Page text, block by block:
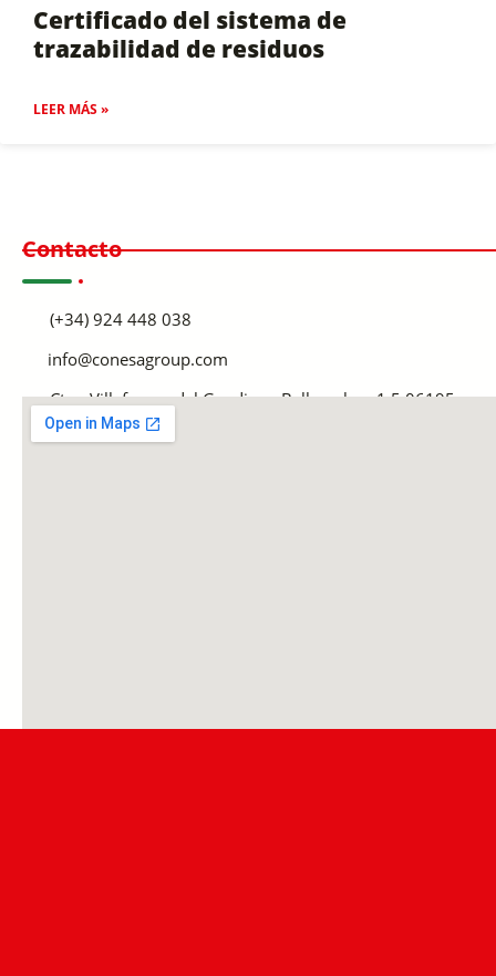
Certificado del sistema de
trazabilidad de residuos
LEER MÁS »
Contacto
(+34) 924 448 038
info@conesagroup.com
Ctra. Villafranco del Guadiana-Balboa, km. 1,5 06195
Villafranco del Guadiana BADAJOZ